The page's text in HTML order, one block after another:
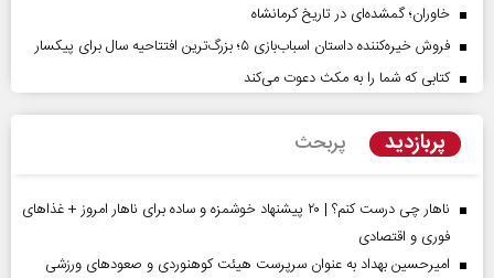
خاوران؛ گمشده‌ای در تاریخ کرمانشاه
فروش خیره‌کننده داستان اسباب‌بازی ۵؛ بزرگ‌ترین افتتاحیه سال برای پیکسار
کتابی که شما را به مکث دعوت می‌کند
پربازدید پربحث
ناهار چی درست کنم؟ | ۲۰ پیشنهاد خوشمزه و ساده برای ناهار امروز + غذاهای
فوری و اقتصادی
امیرحسین بهداد به عنوان سرپرست هیئت کوهنوردی و صعودهای ورزشی